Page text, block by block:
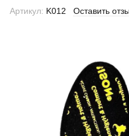
Артикул: K012 Оставить